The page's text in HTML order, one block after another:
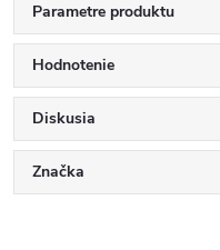
Parametre produktu
Hodnotenie
Diskusia
Značka